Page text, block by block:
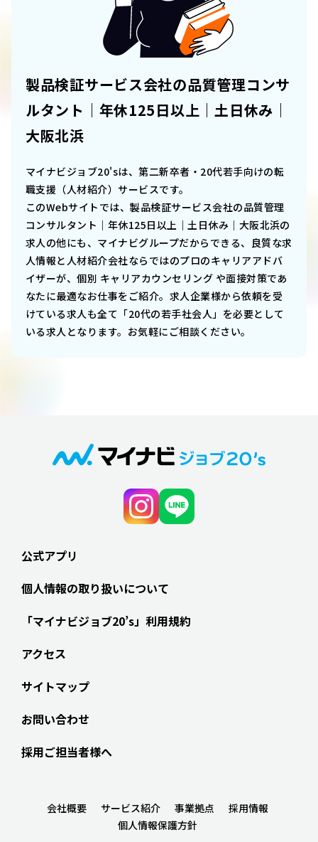
製品検証サービス会社の品質管理コンサ
ルタント｜年休125日以上｜土日休み｜
大阪北浜
マイナビジョブ20'sは、第二新卒者・20代若手向けの転
職支援（人材紹介）サービスです。
このWebサイトでは、製品検証サービス会社の品質管理
コンサルタント｜年休125日以上｜土日休み｜大阪北浜の
求人の他にも、マイナビグループだからできる、良質な求
人情報と人材紹介会社ならではのプロのキャリアアドバ
イザーが、個別 キャリアカウンセリング や面接対策であ
なたに最適なお仕事をご紹介。求人企業様から依頼を受
けている求人も全て「20代の若手社会人」を必要として
いる求人となります。お気軽にご相談ください。
公式アプリ
個人情報の取り扱いについて
「マイナビジョブ20’s」利用規約
アクセス
サイトマップ
お問い合わせ
採用ご担当者様へ
会社概要 サービス紹介 事業拠点
採用情報
個人情報保護方針